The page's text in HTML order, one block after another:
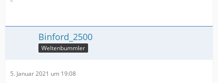
Binford_2500
Weltenbummler
5. Januar 2021 um 19:08